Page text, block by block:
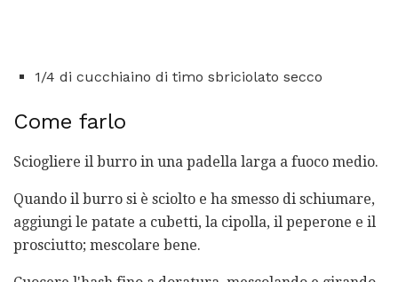
1/4 di cucchiaino di timo sbriciolato secco
Come farlo
Sciogliere il burro in una padella larga a fuoco medio.
Quando il burro si è sciolto e ha smesso di schiumare,
aggiungi le patate a cubetti, la cipolla, il peperone e il
prosciutto; mescolare bene.